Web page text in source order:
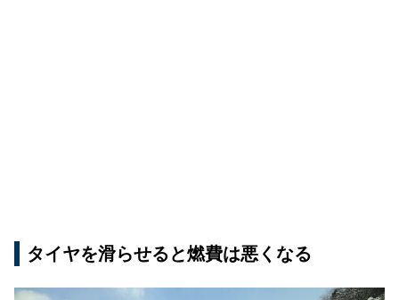
タイヤを滑らせると燃費は悪くなる